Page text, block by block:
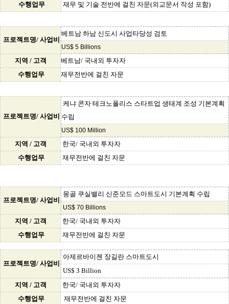
수행업무
재무 및 기술 전반에 걸친 자문(외교문서 작성 포함)
프로젝트명/ 사업비
베트남 하남 신도시 사업타당성 검토
US$ 5 Billions
지역 / 고객
베트남/ 국내외 투자자
수행업무
재무전반에 걸친 자문
프로젝트명/ 사업비
케냐 콘자 테크노폴리스 스타트업 생태계 조성 기본계획
수립
US$ 100 Million
지역 / 고객
한국/ 국내외 투자자
수행업무
재무전반에 걸친 자문
프로젝트명/ 사업비
몽골 쿠실밸리 신준모드 스마트도시 기본계획 수립
US$ 70 Billions
지역 / 고객
한국/ 국내외 투자자
수행업무
재무전반에 걸친 자문
프로젝트명/ 사업비
아제르바이젠 장길란 스마트도시
US$ 3 Billion
지역 / 고객
한국/ 국내외 투자자
수행업무
재무전반에 걸친 자문